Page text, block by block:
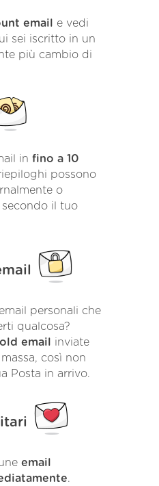
email
e vedi
sei iscritto in un
più cambio di
in fino a 10
possono
o
il tuo
personali che
qualcosa?
email
inviate
così non
Posta in arrivo.
email
.